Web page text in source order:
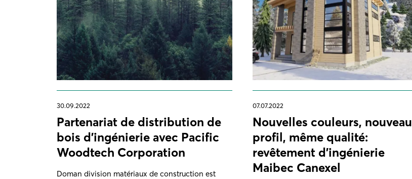
30.09.2022
Partenariat de distribution de
bois d'ingénierie avec Pacific
Woodtech Corporation
Doman division matériaux de construction est
07.07.2022
Nouvelles couleurs, nouveau
profil, même qualité:
revêtement d'ingénierie
Maibec Canexel